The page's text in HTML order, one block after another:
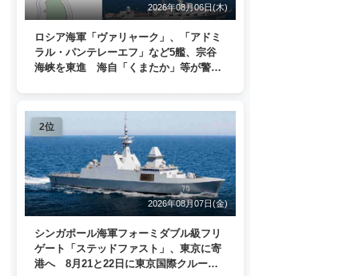
2026年08月06日(木)
ロシア海軍「ヴァリャーク」、「アドミ
ラル・パンテレーエフ」など5艦、宗谷
海峡を東進 海自「くまたか」等が警戒
2位
2026年08月07日(金)
シンガポール海軍フォーミダブル級フリ
ゲート「ステッドファスト」、東京に寄
港へ 8月21と22日に東京国際クルーズ